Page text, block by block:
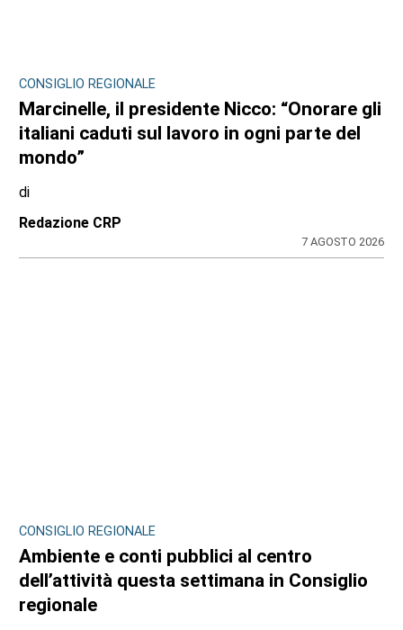
CONSIGLIO REGIONALE
Marcinelle, il presidente Nicco: “Onorare gli
italiani caduti sul lavoro in ogni parte del
mondo”
di
Redazione CRP
7 AGOSTO 2026
CONSIGLIO REGIONALE
Ambiente e conti pubblici al centro
dell’attività questa settimana in Consiglio
regionale